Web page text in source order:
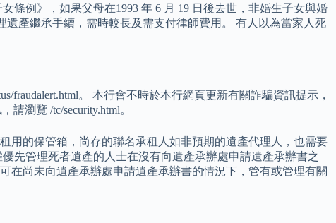
條例》，如果父母在1993 年 6 月 19 日後去世，非婚生子女與婚
產繼承手續，需時較長及需支付律師費用。 有人以為當家人死
fraudalert.html。 本行會不時於本行網頁更新有關詐騙資訊提示，
請瀏覽 /tc/security.html。
用的保管箱，尚存的聯名承租人如非預期的遺產代理人，也需要
先管理死者遺產的人士在沒有向遺產承辦處申請遺產承辦書之
在尚未向遺產承辦處申請遺產承辦書的情況下，管有或管理有關